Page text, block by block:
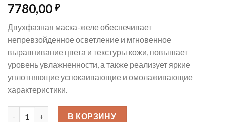
7780,00 ₽
Двухфазная маска-желе обеспечивает
непревзойденное осветление и мгновенное
выравнивание цвета и текстуры кожи, повышает
уровень увлажненности, а также реализует яркие
уплотняющие успокаивающие и омолаживающие
характеристики.
Количество товара Brighten & Glow Jelly Mask 4шт
В КОРЗИНУ